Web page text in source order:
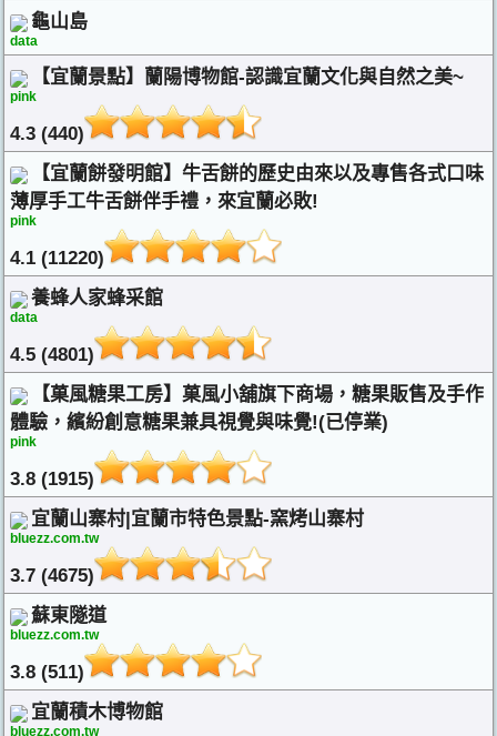
龜山島
data
【宜蘭景點】蘭陽博物館-認識宜蘭文化與自然之美~
pink
4.3 (440)
【宜蘭餅發明館】牛舌餅的歷史由來以及專售各式口味
薄厚手工牛舌餅伴手禮，來宜蘭必敗!
pink
4.1 (11220)
養蜂人家蜂采館
data
4.5 (4801)
【菓風糖果工房】菓風小舖旗下商場，糖果販售及手作
體驗，繽紛創意糖果兼具視覺與味覺!(已停業)
pink
3.8 (1915)
宜蘭山寨村|宜蘭市特色景點-窯烤山寨村
bluezz.com.tw
3.7 (4675)
蘇東隧道
bluezz.com.tw
3.8 (511)
宜蘭積木博物館
bluezz.com.tw